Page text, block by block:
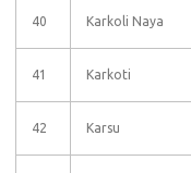
40 Karkoli Naya
41 Karkoti
42 Karsu